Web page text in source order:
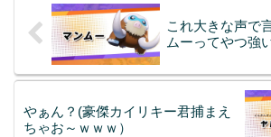
これ大きな声で
ムーってやつ強
やぁん？(豪傑カイリキー君捕まえ
ちゃお～ｗｗｗ）